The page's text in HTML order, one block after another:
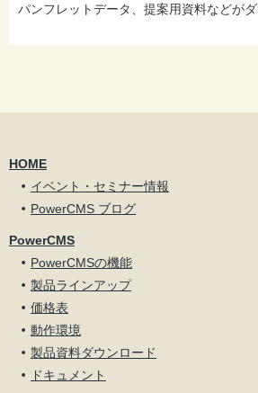
パンフレットデータ、提案用資料などがダ
HOME
イベント・セミナー情報
PowerCMS ブログ
PowerCMS
PowerCMSの機能
製品ラインアップ
価格表
動作環境
製品資料ダウンロード
ドキュメント